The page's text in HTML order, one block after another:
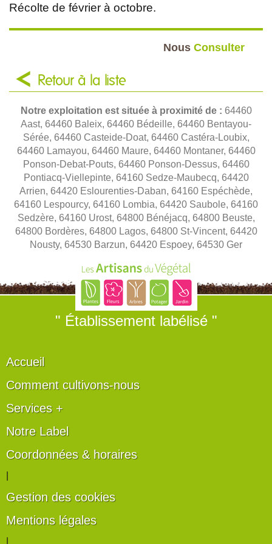
Récolte de février à octobre.
Nous Consulter
Retour à la liste
Notre exploitation est située à proximité de : 64460
Aast, 64460 Baleix, 64460 Bédeille, 64460 Bentayou-
Sérée, 64460 Casteide-Doat, 64460 Castéra-Loubix,
64460 Lamayou, 64460 Maure, 64460 Montaner, 64460
Ponson-Debat-Pouts, 64460 Ponson-Dessus, 64460
Pontiacq-Viellepinte, 64160 Sedze-Maubecq, 64420
Arrien, 64420 Eslourenties-Daban, 64160 Espéchède,
64160 Lespourcy, 64160 Lombia, 64420 Saubole, 64160
Sedzère, 64160 Urost, 64800 Bénéjacq, 64800 Beuste,
64800 Bordères, 64800 Lagos, 64800 St-Vincent, 64420
Nousty, 64530 Barzun, 64420 Espoey, 64530 Ger
" Établissement labélisé "
Accueil
Comment cultivons-nous
Services +
Notre Label
Coordonnées & horaires
Gestion des cookies
Mentions légales